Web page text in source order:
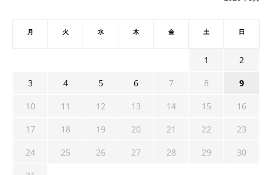
月 火 水 木 金 土 日
1
2
3
4 5 6 7 8
9
10
11 12 13 14 15
16
17
18 19 20 21 22
23
24
25 26 27 28 29
30